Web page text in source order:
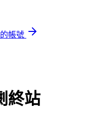
帳號
終站